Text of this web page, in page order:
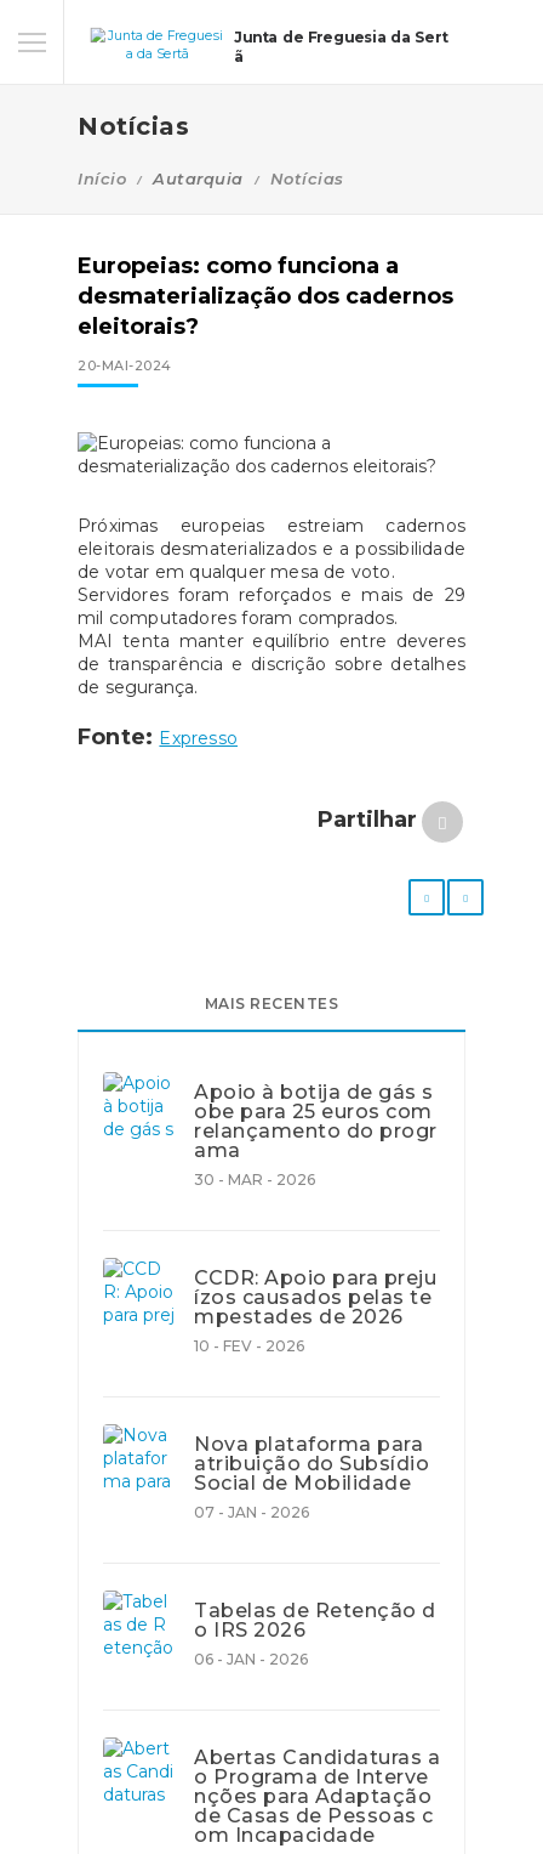
Junta de Freguesia da Sert
ã
Notícias
Início Autarquia Notícias
Europeias: como funciona a
desmaterialização dos cadernos
eleitorais?
20-MAI-2024
Próximas europeias estreiam cadernos
eleitorais desmaterializados e a possibilidade
de votar em qualquer mesa de voto.
Servidores foram reforçados e mais de 29
mil computadores foram comprados.
MAI tenta manter equilíbrio entre deveres
de transparência e discrição sobre detalhes
de segurança.
Fonte: Expresso
Partilhar
MAIS RECENTES
Apoio à botija de gás s
obe para 25 euros com
relançamento do progr
ama
30 - MAR - 2026
CCDR: Apoio para preju
ízos causados pelas te
mpestades de 2026
10 - FEV - 2026
Nova plataforma para
atribuição do Subsídio
Social de Mobilidade
07 - JAN - 2026
Tabelas de Retenção d
o IRS 2026
06 - JAN - 2026
Abertas Candidaturas a
o Programa de Interve
nções para Adaptação
de Casas de Pessoas c
om Incapacidade